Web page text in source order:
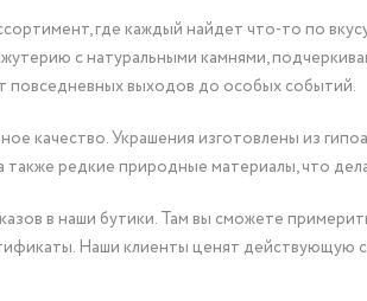
где каждый найдет что-то по
с натуральными камнями,
повседневных выходов до особых событий.
качество. Украшения изготовлены из
редкие природные материалы, что
в наши бутики. Там вы сможете
Наши клиенты ценят действующую